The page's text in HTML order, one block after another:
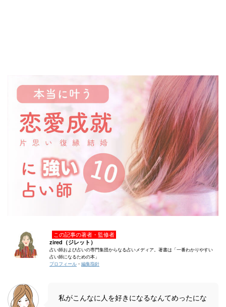
この記事の著者・監修者
zired（ジレット）
占い師および占いの専門集団からなる占いメディア。著書は「一番わかりやすい
占い師になるための本」
プロフィール ・ 編集指針
私がこんなに人を好きになるなんてめったにな